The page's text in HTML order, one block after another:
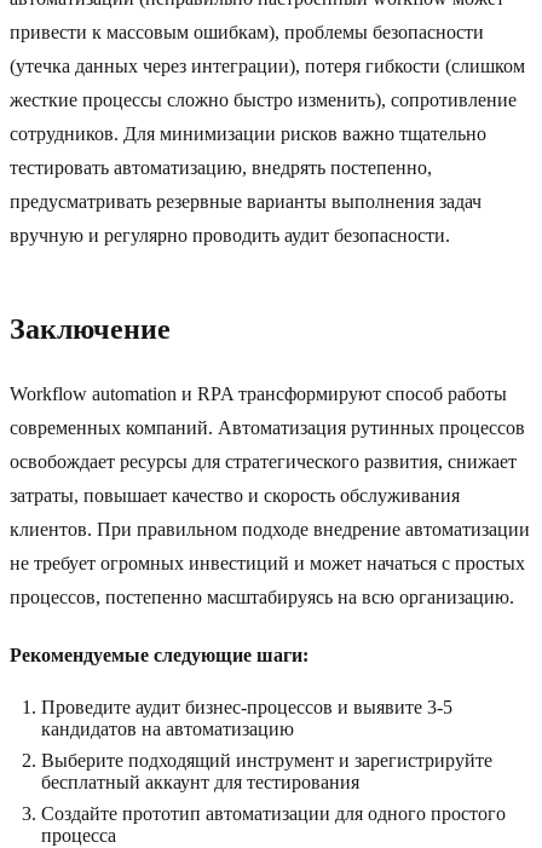
привести к массовым ошибкам), проблемы безопасности
(утечка данных через интеграции), потеря гибкости (слишком
жесткие процессы сложно быстро изменить), сопротивление
сотрудников. Для минимизации рисков важно тщательно
тестировать автоматизацию, внедрять постепенно,
предусматривать резервные варианты выполнения задач
вручную и регулярно проводить аудит безопасности.
Заключение
Workflow automation и RPA трансформируют способ работы
современных компаний. Автоматизация рутинных процессов
освобождает ресурсы для стратегического развития, снижает
затраты, повышает качество и скорость обслуживания
клиентов. При правильном подходе внедрение автоматизации
не требует огромных инвестиций и может начаться с простых
процессов, постепенно масштабируясь на всю организацию.
Рекомендуемые следующие шаги:
Проведите аудит бизнес-процессов и выявите 3-5
кандидатов на автоматизацию
Выберите подходящий инструмент и зарегистрируйте
бесплатный аккаунт для тестирования
Создайте прототип автоматизации для одного простого
процесса